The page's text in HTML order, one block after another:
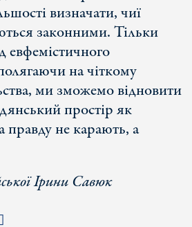
визначати, чиї
законними. Тільки
евфемістичного
на чіткому
ми зможемо відновити
простір як
правду не карають, а
Ірини Савюк